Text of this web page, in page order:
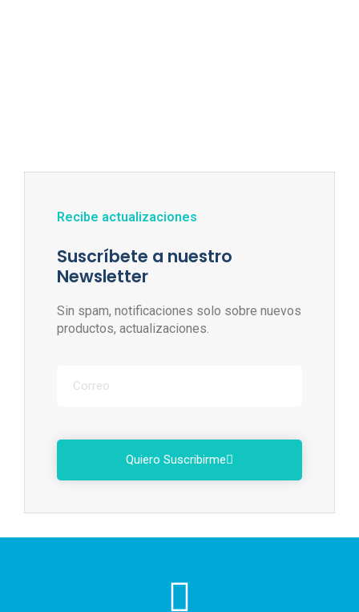
Recibe actualizaciones
Suscríbete a nuestro
Newsletter
Sin spam, notificaciones solo sobre nuevos
productos, actualizaciones.
Quiero Suscribirme